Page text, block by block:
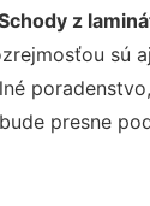
z
sú
presne